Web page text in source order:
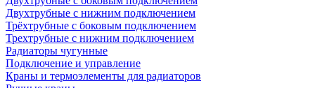
Двухтрубные с нижним подключением
Трёхтрубные с боковым подключением
Трехтрубные с нижним подключением
Радиаторы чугунные
Подключение и управление
Краны и термоэлементы для радиаторов